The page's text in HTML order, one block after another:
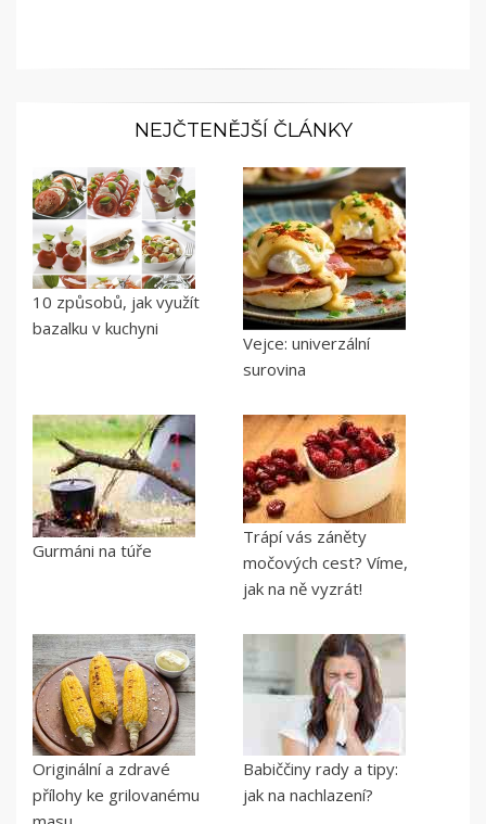
NEJČTENĚJŠÍ ČLÁNKY
10 způsobů, jak využít
bazalku v kuchyni
Vejce: univerzální
surovina
Gurmáni na túře
Trápí vás záněty
močových cest? Víme,
jak na ně vyzrát!
Originální a zdravé
přílohy ke grilovanému
Babiččiny rady a tipy:
jak na nachlazení?